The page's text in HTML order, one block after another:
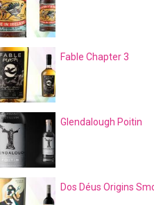
Fable Chapter 3
Glendalough Poitin
Dos Déus Origins